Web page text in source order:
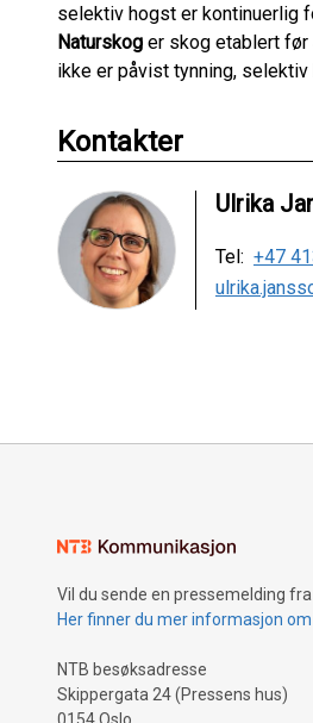
selektiv hogst er kontinuerlig
Naturskog er skog etablert før
ikke er påvist tynning,
Kontakter
Ulrika
Tel: +47
Vil du sende en pressemelding
Her finner du mer informasjon
NTB besøksadresse
Skippergata 24 (Pressens hus)